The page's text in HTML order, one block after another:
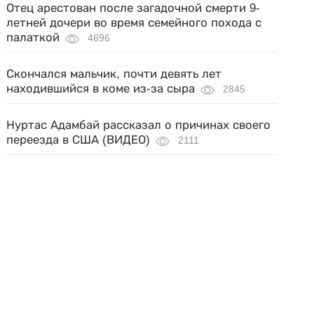
Отец арестован после загадочной смерти 9-
летней дочери во время семейного похода с
палаткой
4696
Скончался мальчик, почти девять лет
находившийся в коме из-за сыра
2845
Нуртас Адамбай рассказал о причинах своего
переезда в США (ВИДЕО)
2111